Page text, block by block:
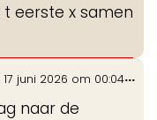
eerste x samen
17 juni 2026 om 00:04
naar de
...